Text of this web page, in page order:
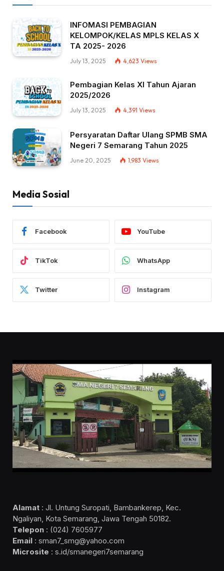
INFOMASI PEMBAGIAN
KELOMPOK/KELAS MPLS KELAS X
TA 2025- 2026
July 13, 2025 4,623 Views
Pembagian Kelas XI Tahun Ajaran
2025/2026
July 13, 2025 4,391 Views
Persyaratan Daftar Ulang SPMB SMA
Negeri 7 Semarang Tahun 2025
June 20, 2025 1,983 Views
Media Sosial
Facebook YouTube
TikTok WhatsApp
Twitter Instagram
Alamat : Jl. Untung Suropati, Bambankerep, Kec.
Ngaliyan, Kota Semarang, Jawa Tengah 50182.
Telepon : (024) 7605977
Email : sman7_smg@yahoo.com
Microsite : s.id/smanegeri7semarang